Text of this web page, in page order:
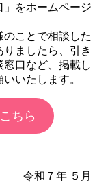
」をホームページ
ことで相談した
ましたら、引き
口など、掲載し
いたします。
ちら
令和７年 ５月